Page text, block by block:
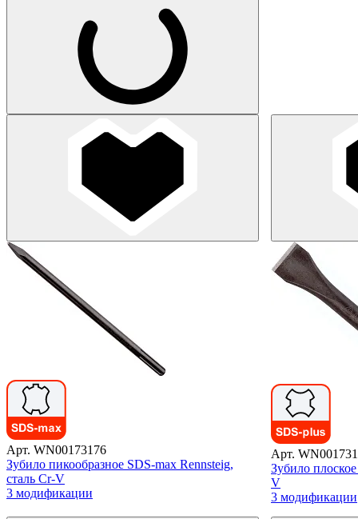
Арт. WN00173176
Зубило пикообразное SDS-max Rennsteig,
сталь Cr-V
3 модификации
Арт.
Зубило
V
3 модификации